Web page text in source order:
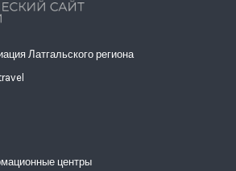
Латгальского региона
центры